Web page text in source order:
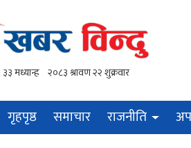
गृहपृष्ठ समाचार राजनीति